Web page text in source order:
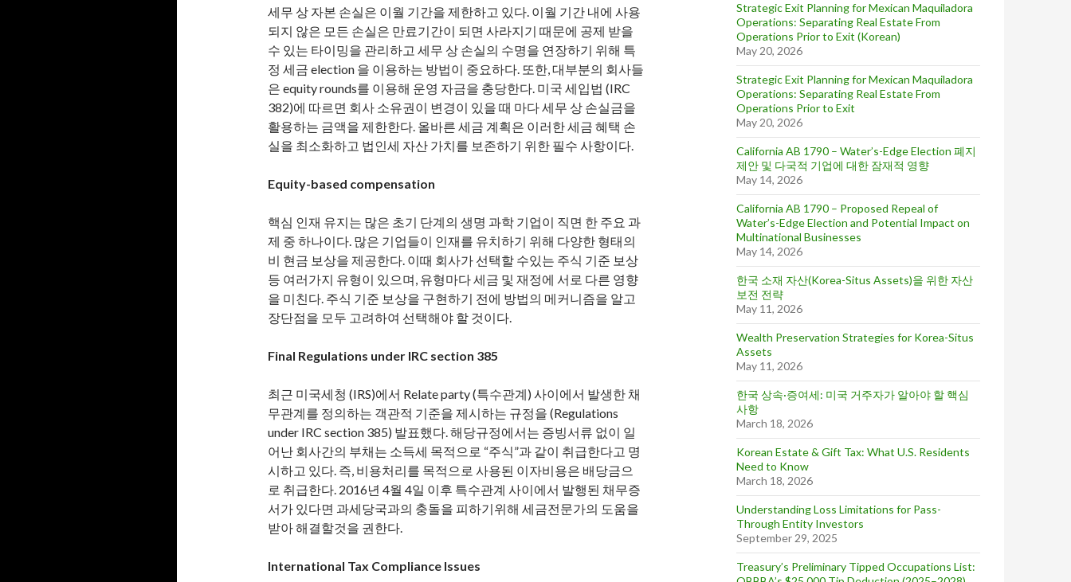
세무 상 자본 손실은 이월 기간을 제한하고 있다. 이월 기간 내에 사용
되지 않은 모든 손실은 만료기간이 되면 사라지기 때문에 공제 받을
수 있는 타이밍을 관리하고 세무 상 손실의 수명을 연장하기 위해 특
정 세금 election 을 이용하는 방법이 중요하다. 또한, 대부분의 회사들
은 equity rounds를 이용해 운영 자금을 충당한다. 미국 세입법 (IRC
382)에 따르면 회사 소유권이 변경이 있을 때 마다 세무 상 손실금을
활용하는 금액을 제한한다. 올바른 세금 계획은 이러한 세금 혜택 손
실을 최소화하고 법인세 자산 가치를 보존하기 위한 필수 사항이다.
Equity-based compensation
핵심 인재 유지는 많은 초기 단계의 생명 과학 기업이 직면 한 주요 과
제 중 하나이다. 많은 기업들이 인재를 유치하기 위해 다양한 형태의
비 현금 보상을 제공한다. 이때 회사가 선택할 수있는 주식 기준 보상
등 여러가지 유형이 있으며, 유형마다 세금 및 재정에 서로 다른 영향
을 미친다. 주식 기준 보상을 구현하기 전에 방법의 메커니즘을 알고
장단점을 모두 고려하여 선택해야 할 것이다.
Final Regulations under IRC section 385
최근 미국세청 (IRS)에서 Relate party (특수관계) 사이에서 발생한 채
무관계를 정의하는 객관적 기준을 제시하는 규정을 (Regulations
under IRC section 385) 발표했다. 해당규정에서는 증빙서류 없이 일
어난 회사간의 부채는 소득세 목적으로 “주식”과 같이 취급한다고 명
시하고 있다. 즉, 비용처리를 목적으로 사용된 이자비용은 배당금으
로 취급한다. 2016년 4월 4일 이후 특수관계 사이에서 발행된 채무증
서가 있다면 과세당국과의 충돌을 피하기위해 세금전문가의 도움을
받아 해결할것을 권한다.
International Tax Compliance Issues
Strategic Exit Planning for Mexican Maquiladora
Operations: Separating Real Estate From
Operations Prior to Exit (Korean)
May 20, 2026
Strategic Exit Planning for Mexican Maquiladora
Operations: Separating Real Estate From
Operations Prior to Exit
May 20, 2026
California AB 1790 – Water’s-Edge Election 폐지
제안 및 다국적 기업에 대한 잠재적 영향
May 14, 2026
California AB 1790 – Proposed Repeal of
Water’s-Edge Election and Potential Impact on
Multinational Businesses
May 14, 2026
한국 소재 자산(Korea-Situs Assets)을 위한 자산
보전 전략
May 11, 2026
Wealth Preservation Strategies for Korea-Situs
Assets
May 11, 2026
한국 상속·증여세: 미국 거주자가 알아야 할 핵심
사항
March 18, 2026
Korean Estate & Gift Tax: What U.S. Residents
Need to Know
March 18, 2026
Understanding Loss Limitations for Pass-
Through Entity Investors
September 29, 2025
Treasury’s Preliminary Tipped Occupations List: